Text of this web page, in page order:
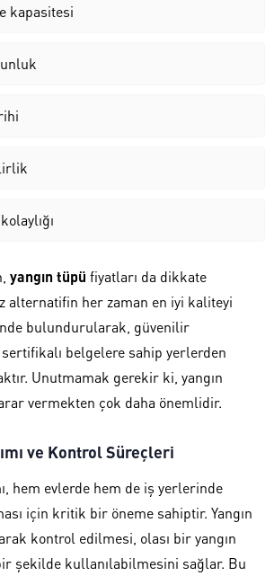
kapasitesi
yangın tüpü fiyatları da dikkate
alternatifin her zaman en iyi kaliteyi
bulundurularak, güvenilir
belgelere sahip yerlerden
Unutmamak gerekir ki, yangın
vermekten çok daha önemlidir.
ve Kontrol Süreçleri
hem evlerde hem de iş yerlerinde
için kritik bir öneme sahiptir. Yangın
kontrol edilmesi, olası bir yangın
şekilde kullanılabilmesini sağlar. Bu